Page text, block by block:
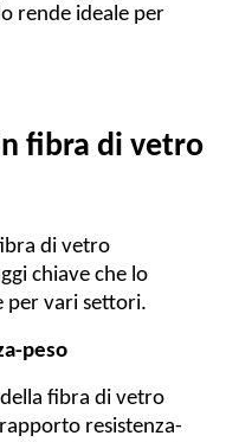
rende ideale per
fibra di vetro
di vetro
chiave che lo
per vari settori.
peso
fibra di vetro
resistenza-